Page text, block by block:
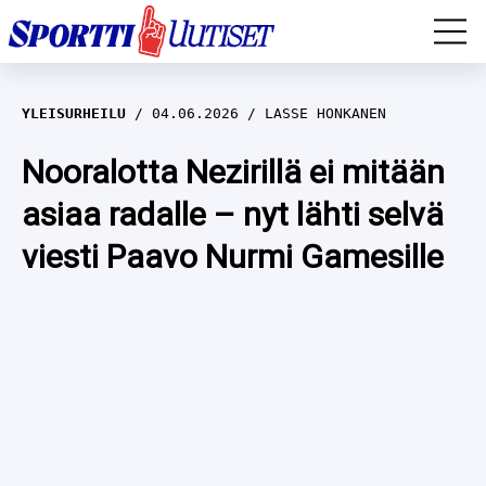
EM-YLEISURHEILU
JÄÄKIEKKO
YLEISURHEILU
WILMA HELTELÄ
TALVILAJIT
YLEISURHEILU 04.06.2026 LASSE HONKANEN
Nooralotta Nezirillä ei mitään
asiaa radalle – nyt lähti selvä
viesti Paavo Nurmi Gamesille